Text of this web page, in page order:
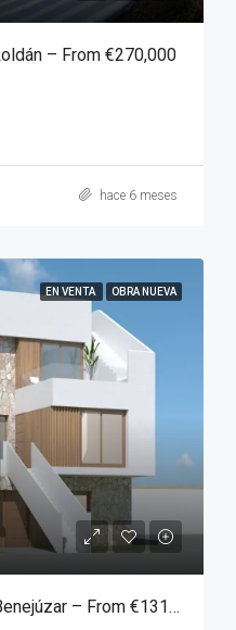
– From €270,000
hace 6 meses
EN VENTA OBRA NUEVA
🏙️ Luxury Apartments in Benejúzar – From €131,250